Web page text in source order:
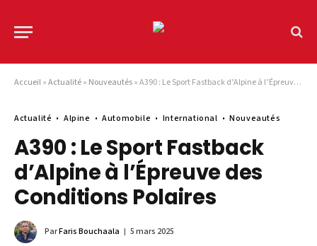
Accueil»Actualité» Nouveautés»A390 : Le Sport Fastback d’Alpine à l’Épreuve des Conditions Polaires
Actualité Alpine Automobile International Nouveautés
A390 : Le Sport Fastback
d’Alpine à l’Épreuve des
Conditions Polaires
ParFaris Bouchaala 5 mars 2025